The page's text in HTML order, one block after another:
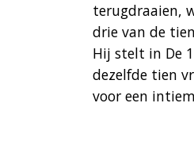
terugdraaien,
drie van de
Hij stelt in De
dezelfde tien
voor een